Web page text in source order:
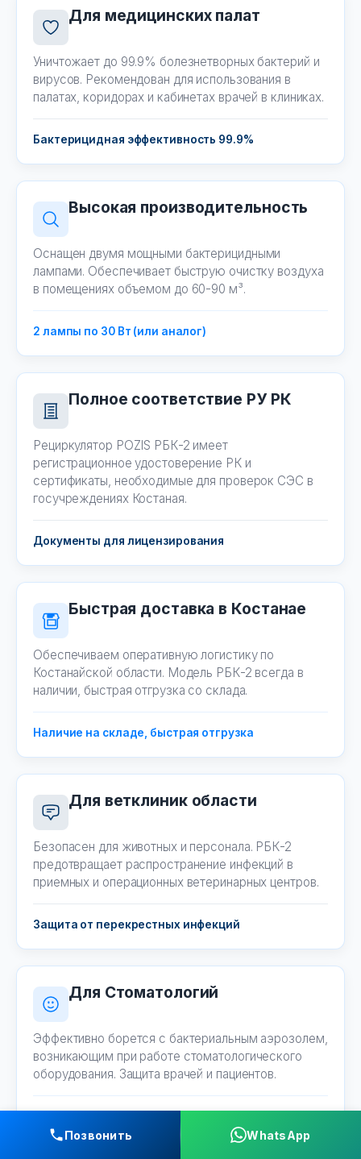
Позвонить WhatsApp
Для медицинских палат
Уничтожает до 99.9% болезнетворных бактерий и
вирусов. Рекомендован для использования в
палатах, коридорах и кабинетах врачей в клиниках.
Бактерицидная эффективность 99.9%
Высокая производительность
Оснащен двумя мощными бактерицидными
лампами. Обеспечивает быструю очистку воздуха
в помещениях объемом до 60-90 м³.
2 лампы по 30 Вт (или аналог)
Полное соответствие РУ РК
Рециркулятор POZIS РБК-2 имеет
регистрационное удостоверение РК и
сертификаты, необходимые для проверок СЭС в
госучреждениях Костаная.
Документы для лицензирования
Быстрая доставка в Костанае
Обеспечиваем оперативную логистику по
Костанайской области. Модель РБК-2 всегда в
наличии, быстрая отгрузка со склада.
Наличие на складе, быстрая отгрузка
Для ветклиник области
Безопасен для животных и персонала. РБК-2
предотвращает распространение инфекций в
приемных и операционных ветеринарных центров.
Защита от перекрестных инфекций
Для Стоматологий
Эффективно борется с бактериальным аэрозолем,
возникающим при работе стоматологического
оборудования. Защита врачей и пациентов.